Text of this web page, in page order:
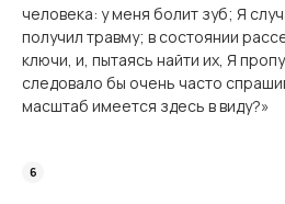
человека: у меня болит зуб; Я
получил травму; в состоянии
ключи, и, пытаясь найти их, Я
следовало бы очень часто
масштаб имеется здесь в виду?»